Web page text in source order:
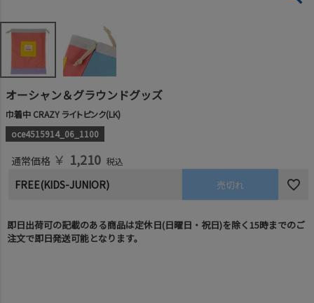
オーシャン＆グラウンドグッズ
巾着中 CRAZY ライトピンク(LK)
oce4515914_06_1100
通常価格 ￥ 1,210 税込
FREE(KIDS-JUNIOR) 売切れ
即日出荷可の記載のある商品は定休日(日曜日・祝日)を除く15時までのご
注文で即日発送可能となります。